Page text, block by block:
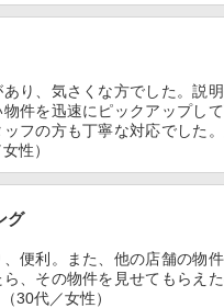
り、気さくな方でした。説
件を迅速にピックアップし
フの方も丁寧な対応でした
性）
グ
便利。また、他の店舗の物
、その物件を見せてもらえ
30代／女性）